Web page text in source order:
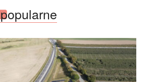
popularne